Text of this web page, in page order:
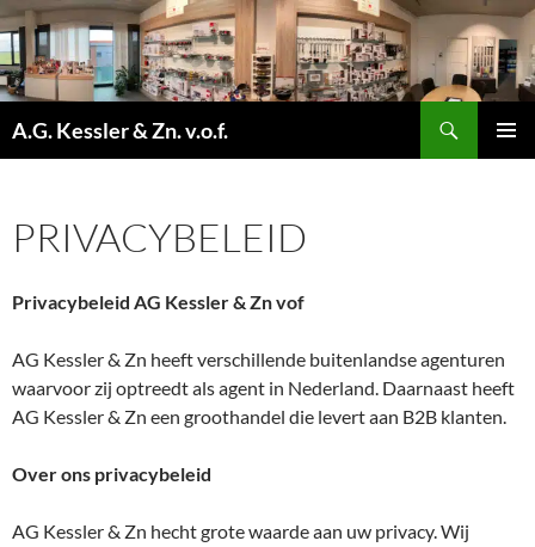
Ga
naar
de
inhoud
A.G. Kessler & Zn. v.o.f.
PRIVACYBELEID
Privacybeleid AG Kessler & Zn vof
AG Kessler & Zn heeft verschillende buitenlandse agenturen
waarvoor zij optreedt als agent in Nederland. Daarnaast heeft
AG Kessler & Zn een groothandel die levert aan B2B klanten.
Over ons privacybeleid
AG Kessler & Zn hecht grote waarde aan uw privacy. Wij